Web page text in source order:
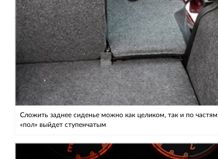
Сложить заднее сиденье можно как целиком, так и по
«пол» выйдет ступенчатым